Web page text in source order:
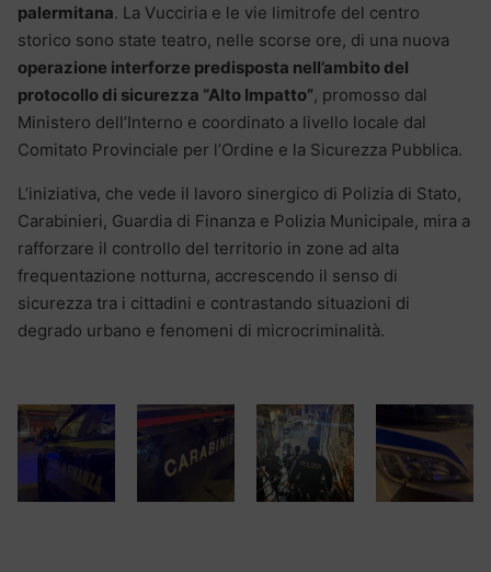
palermitana. La Vucciria e le vie limitrofe del centro
storico sono state teatro, nelle scorse ore, di una nuova
operazione interforze predisposta nell’ambito del
protocollo di sicurezza “Alto Impatto”, promosso dal
Ministero dell’Interno e coordinato a livello locale dal
Comitato Provinciale per l’Ordine e la Sicurezza Pubblica.
L’iniziativa, che vede il lavoro sinergico di Polizia di Stato,
Carabinieri, Guardia di Finanza e Polizia Municipale, mira a
rafforzare il controllo del territorio in zone ad alta
frequentazione notturna, accrescendo il senso di
sicurezza tra i cittadini e contrastando situazioni di
degrado urbano e fenomeni di microcriminalità.